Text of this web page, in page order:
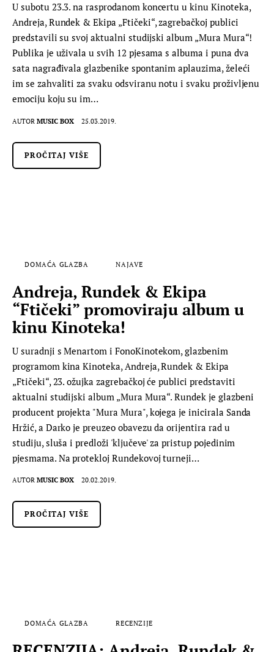
U subotu 23.3. na rasprodanom koncertu u kinu Kinoteka,
Andreja, Rundek & Ekipa „Ftičeki“, zagrebačkoj publici
predstavili su svoj aktualni studijski album „Mura Mura“!
Publika je uživala u svih 12 pjesama s albuma i puna dva
sata nagrađivala glazbenike spontanim aplauzima, želeći
im se zahvaliti za svaku odsviranu notu i svaku proživljenu
emociju koju su im…
AUTOR MUSIC BOX 25.03.2019.
PROČITAJ VIŠE
DOMAĆA GLAZBA NAJAVE
Andreja, Rundek & Ekipa
“Ftičeki” promoviraju album u
kinu Kinoteka!
U suradnji s Menartom i FonoKinotekom, glazbenim
programom kina Kinoteka, Andreja, Rundek & Ekipa
„Ftičeki“, 23. ožujka zagrebačkoj će publici predstaviti
aktualni studijski album „Mura Mura“. Rundek je glazbeni
producent projekta "Mura Mura", kojega je inicirala Sanda
Hržić, a Darko je preuzeo obavezu da orijentira rad u
studiju, sluša i predloži 'ključeve' za pristup pojedinim
pjesmama. Na protekloj Rundekovoj turneji…
AUTOR MUSIC BOX 20.02.2019.
PROČITAJ VIŠE
DOMAĆA GLAZBA RECENZIJE